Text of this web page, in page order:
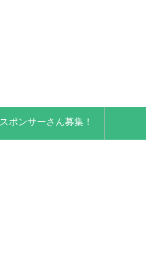
スポンサーさん募集！